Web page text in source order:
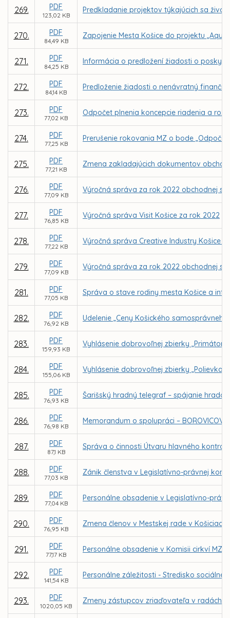
269. PDF
123,02 KB
Predkladanie projektov týkajúcich sa
270. PDF
84,49 KB
Zapojenie Mesta Košice do projektu
271. PDF
84,25 KB
Informácia o predložení žiadosti o
272. PDF
84,14 KB
Predloženie žiadosti o nenávratný
273. PDF
77,02 KB
Odpočet plnenia koncepcie riadenia a
274. PDF
77,25 KB
Prerušenie rokovania MZ o bode
275. PDF
77,21 KB
Zmena zakladajúcich dokumentov
276. PDF
77,09 KB
Výročná správa za rok 2022 obchodnej
277. PDF
76,85 KB
Výročná správa Visit Košice za rok 2022
278. PDF
77,22 KB
Výročná správa Creative Industry Košice
279. PDF
77,09 KB
Výročná správa za rok 2022 obchodnej
281. PDF
77,05 KB
Správa o stave rodiny mesta Košice a
282. PDF
76,92 KB
Udelenie „Ceny Košického samosprávneho
283. PDF
159,93 KB
Vyhlásenie dobrovoľnej zbierky
284. PDF
155,06 KB
Vyhlásenie dobrovoľnej zbierky „Polievka
285. PDF
76,93 KB
Šarišský hradný telegraf – spájanie
286. PDF
76,98 KB
Memorandum o spolupráci – BOROVICOVÝ
287. PDF
87,1 KB
Správa o činnosti Útvaru hlavného
288. PDF
77,03 KB
Zánik členstva v Legislatívno-právnej
289. PDF
77,04 KB
Personálne obsadenie v Legislatívno-
290. PDF
76,95 KB
Zmena členov v Mestskej rade v Košiciach
291. PDF
77,17 KB
Personálne obsadenie v Komisii cirkví MZ
292. PDF
141,54 KB
Personálne záležitosti - Stredisko
293. PDF
1020,05 KB
Zmeny zástupcov zriaďovateľa v radách